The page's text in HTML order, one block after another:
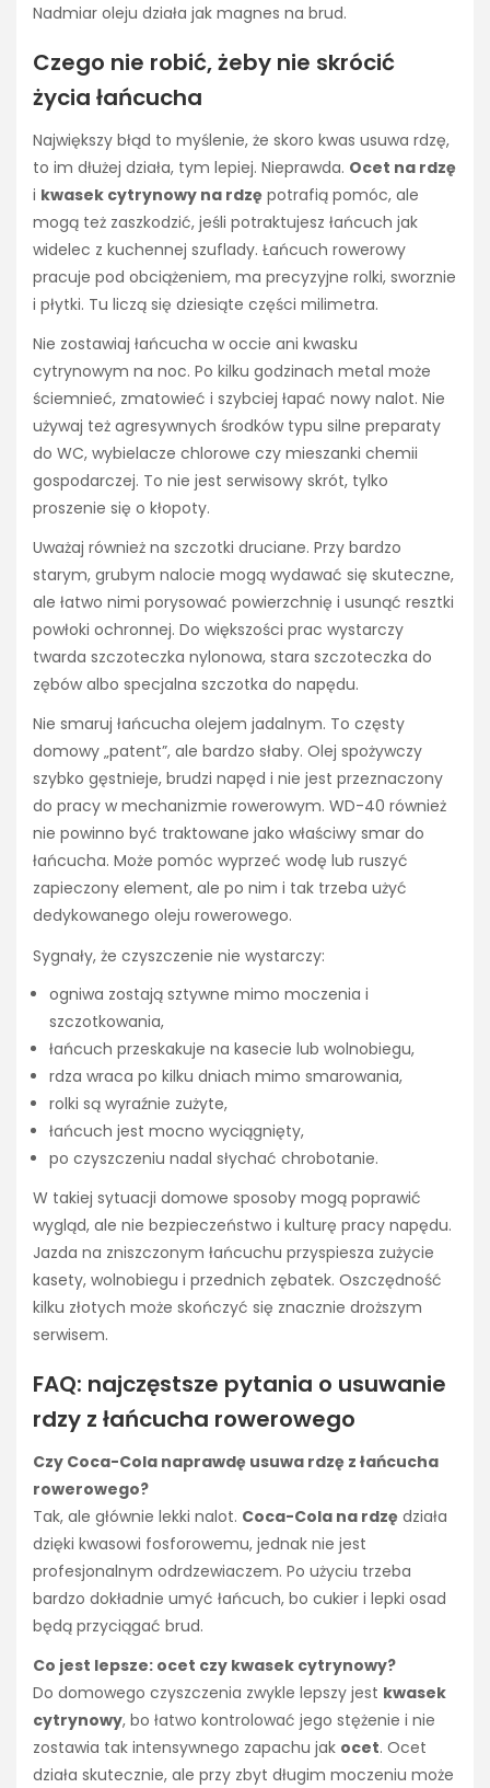
Nadmiar oleju działa jak magnes na brud.
Czego nie robić, żeby nie skrócić
życia łańcucha
Największy błąd to myślenie, że skoro kwas usuwa rdzę,
to im dłużej działa, tym lepiej. Nieprawda. Ocet na rdzę
i kwasek cytrynowy na rdzę potrafią pomóc, ale
mogą też zaszkodzić, jeśli potraktujesz łańcuch jak
widelec z kuchennej szuflady. Łańcuch rowerowy
pracuje pod obciążeniem, ma precyzyjne rolki, sworznie
i płytki. Tu liczą się dziesiąte części milimetra.
Nie zostawiaj łańcucha w occie ani kwasku
cytrynowym na noc. Po kilku godzinach metal może
ściemnieć, zmatowieć i szybciej łapać nowy nalot. Nie
używaj też agresywnych środków typu silne preparaty
do WC, wybielacze chlorowe czy mieszanki chemii
gospodarczej. To nie jest serwisowy skrót, tylko
proszenie się o kłopoty.
Uważaj również na szczotki druciane. Przy bardzo
starym, grubym nalocie mogą wydawać się skuteczne,
ale łatwo nimi porysować powierzchnię i usunąć resztki
powłoki ochronnej. Do większości prac wystarczy
twarda szczoteczka nylonowa, stara szczoteczka do
zębów albo specjalna szczotka do napędu.
Nie smaruj łańcucha olejem jadalnym. To częsty
domowy „patent”, ale bardzo słaby. Olej spożywczy
szybko gęstnieje, brudzi napęd i nie jest przeznaczony
do pracy w mechanizmie rowerowym. WD-40 również
nie powinno być traktowane jako właściwy smar do
łańcucha. Może pomóc wyprzeć wodę lub ruszyć
zapieczony element, ale po nim i tak trzeba użyć
dedykowanego oleju rowerowego.
Sygnały, że czyszczenie nie wystarczy:
ogniwa zostają sztywne mimo moczenia i
szczotkowania,
łańcuch przeskakuje na kasecie lub wolnobiegu,
rdza wraca po kilku dniach mimo smarowania,
rolki są wyraźnie zużyte,
łańcuch jest mocno wyciągnięty,
po czyszczeniu nadal słychać chrobotanie.
W takiej sytuacji domowe sposoby mogą poprawić
wygląd, ale nie bezpieczeństwo i kulturę pracy napędu.
Jazda na zniszczonym łańcuchu przyspiesza zużycie
kasety, wolnobiegu i przednich zębatek. Oszczędność
kilku złotych może skończyć się znacznie droższym
serwisem.
FAQ: najczęstsze pytania o usuwanie
rdzy z łańcucha rowerowego
Czy Coca-Cola naprawdę usuwa rdzę z łańcucha
rowerowego?
Tak, ale głównie lekki nalot. Coca-Cola na rdzę działa
dzięki kwasowi fosforowemu, jednak nie jest
profesjonalnym odrdzewiaczem. Po użyciu trzeba
bardzo dokładnie umyć łańcuch, bo cukier i lepki osad
będą przyciągać brud.
Co jest lepsze: ocet czy kwasek cytrynowy?
Do domowego czyszczenia zwykle lepszy jest kwasek
cytrynowy, bo łatwo kontrolować jego stężenie i nie
zostawia tak intensywnego zapachu jak ocet. Ocet
działa skutecznie, ale przy zbyt długim moczeniu może